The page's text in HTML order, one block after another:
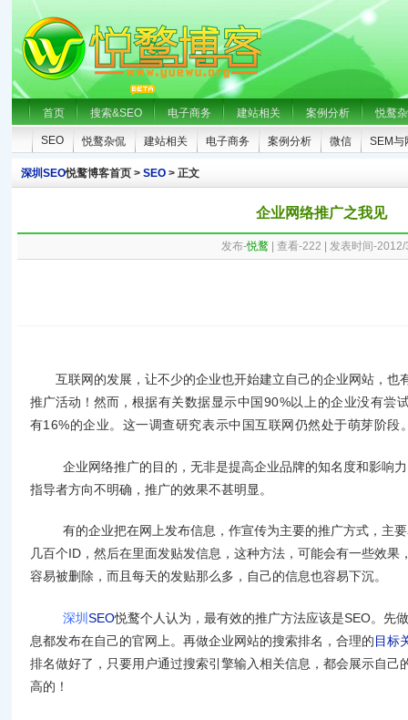
首页 搜索&SEO 电子商务 建站相关 案例分析 悦鹜
SEO 悦鹜杂侃 建站相关 电子商务 案例分析 微信 SEM与
深圳SEO悦鹜博客首页 > SEO> 正文
企业网络推广之我见
发布-悦鹜 | 查看-222 | 发表时间-
互联网的发展，让不少的企业也开始建立自己的企业网站，也
推广活动！然而， 根据有关数据显示中国 90%以上的企业没有尝
有16%的企业。这一调查研究表示中国互联网仍然处于萌芽阶段
企业网络推广的目的，无非是提高企业品牌的知名度和影响
指导者方向不明确，推广的效果不甚明显。
有的企业把在网上发布信息，作宣传为主要的推广方式，主
几百个ID，然后在里面发贴发信息，这种方法，可能会有一些效果
容易被删除，而且每天的发贴那么多，自己的信息也容易下沉。
深圳 SEO悦鹜个人认为，最有效的推广方法应该是SEO。先
息都发布在自己的官网上。再做企业网站的搜索排名，合理的 目标
排名做好了，只要用户通过搜索引擎输入相关信息，都会展示自己
高的！